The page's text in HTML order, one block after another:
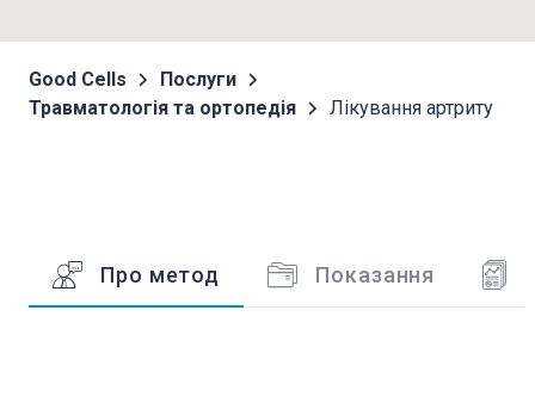
Good Cells
Послуги
Травматологія та ортопедія
Лікування артриту
Про метод Показання